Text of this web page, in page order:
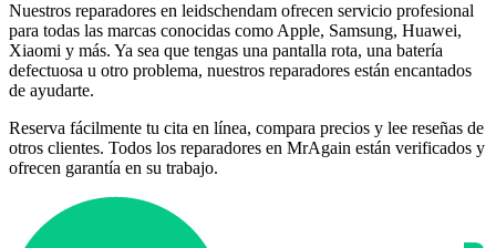
Nuestros reparadores en leidschendam ofrecen servicio profesional
para todas las marcas conocidas como Apple, Samsung, Huawei,
Xiaomi y más. Ya sea que tengas una pantalla rota, una batería
defectuosa u otro problema, nuestros reparadores están encantados
de ayudarte.
Reserva fácilmente tu cita en línea, compara precios y lee reseñas de
otros clientes. Todos los reparadores en MrAgain están verificados y
ofrecen garantía en su trabajo.